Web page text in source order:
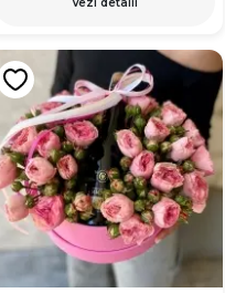
Vezi detalii